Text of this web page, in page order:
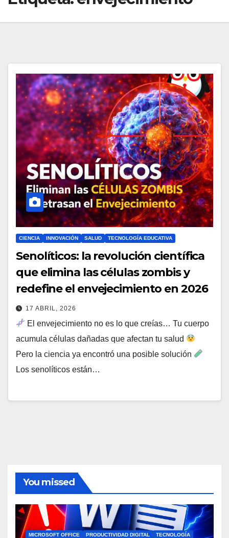
CIENCIA INNOVACIÓN SALUD TECNOLOGÍA EDUCATIVA
Senolíticos: la revolución científica
que elimina las células zombis y
redefine el envejecimiento en 2026
17 ABRIL, 2026
El envejecimiento no es lo que creías… Tu cuerpo
acumula células dañadas que afectan tu salud
Pero la ciencia ya encontró una posible solución
Los senolíticos están…
You missed
MICROSOFT OFFICE PRODUCTIVIDAD DIGITAL
TECNOLOGÍA